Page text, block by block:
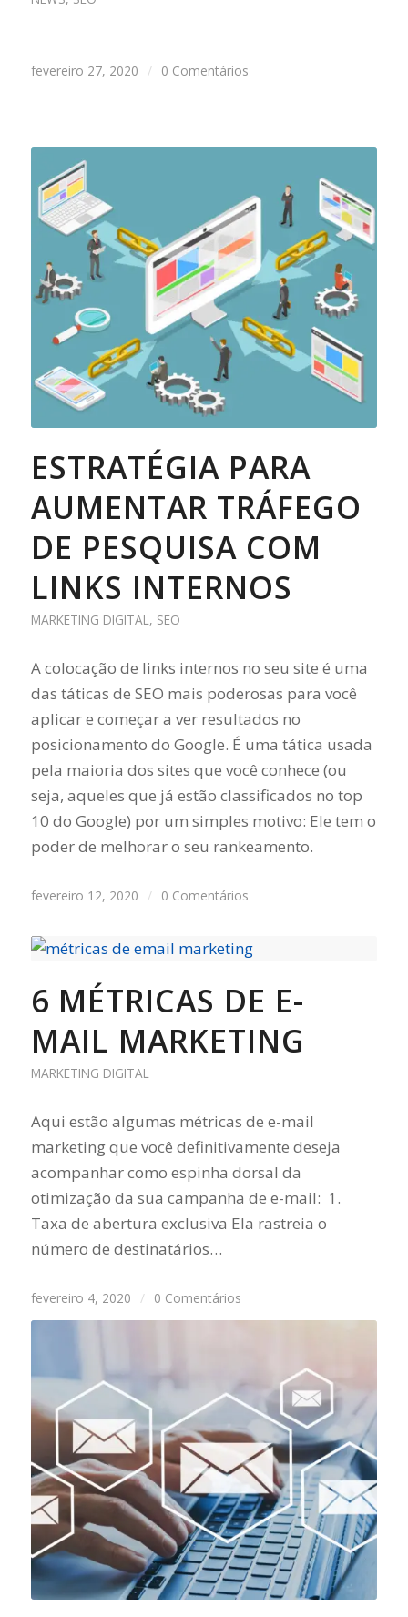
fevereiro 27, 2020 / 0 Comentários
ESTRATÉGIA PARA
AUMENTAR TRÁFEGO
DE PESQUISA COM
LINKS INTERNOS
MARKETING DIGITAL , SEO
A colocação de links internos no seu site é uma
das táticas de SEO mais poderosas para você
aplicar e começar a ver resultados no
posicionamento do Google. É uma tática usada
pela maioria dos sites que você conhece (ou
seja, aqueles que já estão classificados no top
10 do Google) por um simples motivo: Ele tem o
poder de melhorar o seu rankeamento.
fevereiro 12, 2020 / 0 Comentários
6 MÉTRICAS DE E-
MAIL MARKETING
MARKETING DIGITAL
Aqui estão algumas métricas de e-mail
marketing que você definitivamente deseja
acompanhar como espinha dorsal da
otimização da sua campanha de e-mail: 1.
Taxa de abertura exclusiva Ela rastreia o
número de destinatários…
fevereiro 4, 2020 / 0 Comentários